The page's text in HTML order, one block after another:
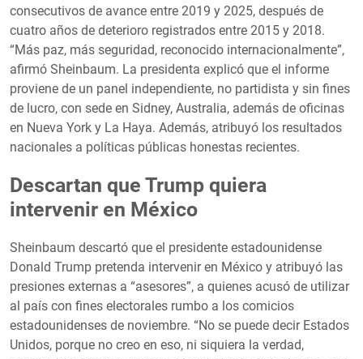
consecutivos de avance entre 2019 y 2025, después de
cuatro años de deterioro registrados entre 2015 y 2018.
“Más paz, más seguridad, reconocido internacionalmente”,
afirmó Sheinbaum. La presidenta explicó que el informe
proviene de un panel independiente, no partidista y sin fines
de lucro, con sede en Sidney, Australia, además de oficinas
en Nueva York y La Haya. Además, atribuyó los resultados
nacionales a políticas públicas honestas recientes.
Descartan que Trump quiera
intervenir en México
Sheinbaum descartó que el presidente estadounidense
Donald Trump pretenda intervenir en México y atribuyó las
presiones externas a “asesores”, a quienes acusó de utilizar
al país con fines electorales rumbo a los comicios
estadounidenses de noviembre. “No se puede decir Estados
Unidos, porque no creo en eso, ni siquiera la verdad,